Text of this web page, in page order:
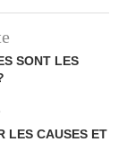
SONT LES
LES CAUSES ET